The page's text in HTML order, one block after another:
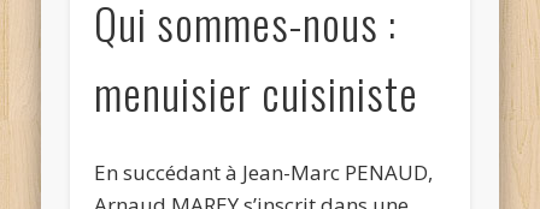
Qui sommes-nous :
menuisier cuisiniste
En succédant à Jean-Marc PENAUD,